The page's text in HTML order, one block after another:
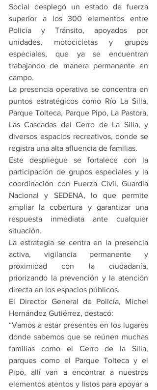
Social desplegó un estado de fuerza
superior a los 300 elementos entre
Policía y Tránsito, apoyados por
unidades, motocicletas y grupos
especiales, que ya se encuentran
trabajando de manera permanente en
campo.
La presencia operativa se concentra en
puntos estratégicos como Río La Silla,
Parque Tolteca, Parque Pipo, La Pastora,
Las Cascadas del Cerro de La Silla, y
diversos espacios recreativos, donde se
registra una alta afluencia de familias.
Este despliegue se fortalece con la
participación de grupos especiales y la
coordinación con Fuerza Civil, Guardia
Nacional y SEDENA, lo que permite
ampliar la cobertura y garantizar una
respuesta inmediata ante cualquier
situación.
La estrategia se centra en la presencia
activa, vigilancia permanente y
proximidad con la ciudadanía,
priorizando la prevención y la atención
directa en los espacios públicos.
El Director General de Policía, Michel
Hernández Gutiérrez, destacó:
“Vamos a estar presentes en los lugares
donde sabemos que se reúnen muchas
familias como el Cerro de la Silla,
parques como el Parque Tolteca y el
Pipo, allí van a encontrar a nuestros
elementos atentos y listos para apoyar a